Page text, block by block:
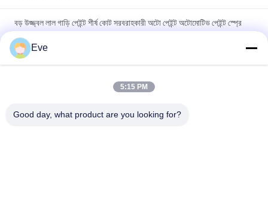
বড় উজ্জ্বল লাল গাড়ি পেইন্ট শীর্ষ কোট সরবরাহকারী অটো পেইন্ট অটোমোটিভ পেইন্ট স্প্রে
পেইন্ট
অবিষাক্ত তাপ-প্রতিরোধী উজ্জ্বল লাল গাড়ির পেইন্ট, বিবর্ণতা প্রতিরোধী শীর্ষ স্তর,
স্বয়ংচালিত রিফিনিশ পেইন্ট
Eve
5:15 PM
Good day, what product are you looking for?